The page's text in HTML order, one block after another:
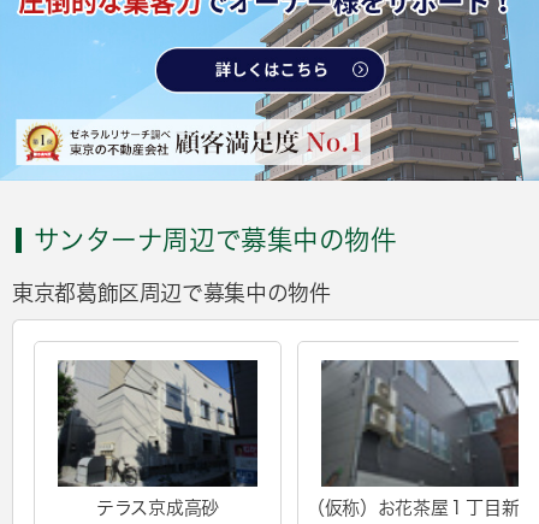
サンターナ周辺で募集中の物件
東京都葛飾区周辺で募集中の物件
テラス京成高砂
（仮称）お花茶屋１丁目新築